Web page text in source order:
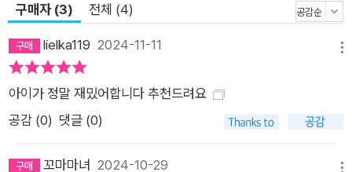
는 달이 홀로서기를 할 수 있도록 거리를 둔다. 마지막 순간, 빛은
륭한 사냥꾼”이라고. “나는 달리기를 멈추고 거친 숨을 몰아쉬었
어. 그리고 천천히 노래를 불렀어. 들개왕의 노래가 아닌 나의 노
래를.” 다른 누구도 아닌 ‘나’의 욕망과 선택 ‘주체적 삶’이라는 명
징한 메시지 “이 동화는 인간에게 길들어 사람들의 보호를 받지
않으면 살 수 없는 반려견이 아닌, 늑대의 피를 가진 개의 본성에
구매자 (3) 전체 (4)
lielka119 2024-11-11
아이가 정말 재밌어합니다 추천드려요
공감 (0) 댓글 (0)
꼬마마녀 2024-10-29